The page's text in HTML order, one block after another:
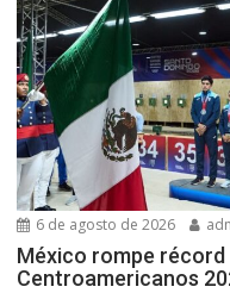
6 de agosto de 2026
México rompe
Centroamericanos